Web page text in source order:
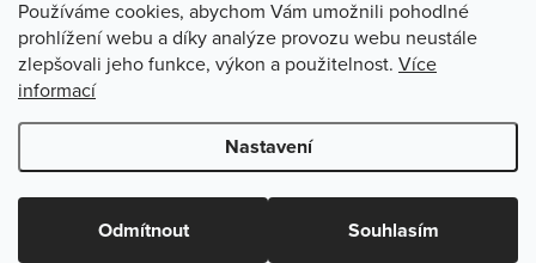
Používáme cookies, abychom Vám umožnili pohodlné
prohlížení webu a díky analýze provozu webu neustále
zlepšovali jeho funkce, výkon a použitelnost. Více
informací
Nastavení
Odmítnout Souhlasím
Upravit nastavení cookies